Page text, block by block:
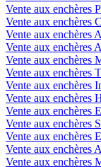
Vente aux enchères
Vente aux enchères
Vente aux enchères
Vente aux enchères
Vente aux enchères
Vente aux enchères
Vente aux enchères
Vente aux enchères
Vente aux enchères
Vente aux enchères
Vente aux enchères
Vente aux enchères
Vente aux enchères